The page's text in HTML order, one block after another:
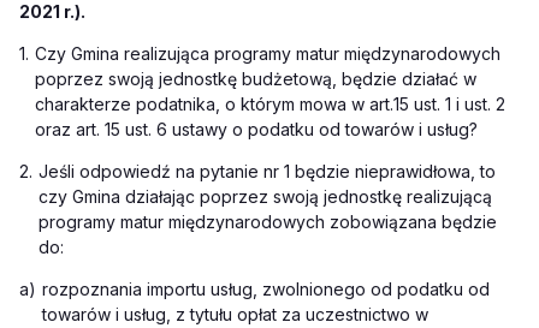
2021 r.).
1. Czy Gmina realizująca programy matur międzynarodowych
poprzez swoją jednostkę budżetową, będzie działać w
charakterze podatnika, o którym mowa w art.15 ust. 1 i ust. 2
oraz art. 15 ust. 6 ustawy o podatku od towarów i usług?
2. Jeśli odpowiedź na pytanie nr 1 będzie nieprawidłowa, to
czy Gmina działając poprzez swoją jednostkę realizującą
programy matur międzynarodowych zobowiązana będzie
do:
a) rozpoznania importu usług, zwolnionego od podatku od
towarów i usług, z tytułu opłat za uczestnictwo w